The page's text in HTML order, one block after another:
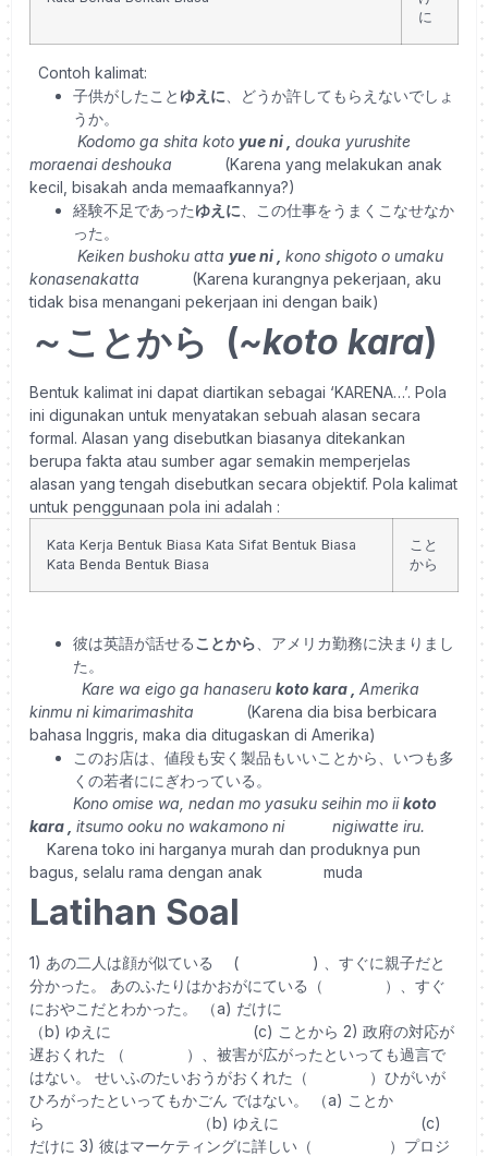
に
Contoh kalimat:
子供がしたこと ゆえに 、どうか許してもらえないでしょ
うか。
Kodomo ga shita koto yue ni
douka yurushite
moraenai deshouka
(Karena yang melakukan anak
kecil, bisakah anda memaafkannya?)
経験不足であったゆえに 、この仕事をうまくこなせなか
った。
Keiken bushoku atta yue ni
kono shigoto o umaku
konasenakatta
(Karena kurangnya pekerjaan, aku
tidak bisa menangani pekerjaan ini dengan baik)
～ことから (~koto kara)
Bentuk kalimat ini dapat diartikan sebagai ‘KARENA…’. Pola
ini digunakan untuk menyatakan sebuah alasan secara
formal. Alasan yang disebutkan biasanya ditekankan
berupa fakta atau sumber agar semakin memperjelas
alasan yang tengah disebutkan secara objektif. Pola kalimat
untuk penggunaan pola ini adalah :
Kata Kerja Bentuk Biasa Kata Sifat Bentuk Biasa
Kata Benda Bentuk Biasa
こと
から
彼は英語が話せることから 、アメリカ勤務に決まりまし
た。
Kare wa eigo ga hanaseru koto kara
Amerika
kinmu ni kimarimashita
(Karena dia bisa berbicara
bahasa Inggris, maka dia ditugaskan di Amerika)
このお店は、値段も安く製品もいいことから、いつも多
くの若者ににぎわっている。
Kono omise wa, nedan mo yasuku seihin mo iikoto
kara
itsumo ooku no wakamono ni
nigiwatte iru.
Karena toko ini harganya murah dan produknya pun
bagus, selalu rama dengan anak
muda
Latihan Soal
1) あの二人は顔が似ている ( ) 、すぐに親子だと
分かった。 あのふたりはかおがにている（ ）、すぐ
におやこだとわかった。 （a) だけに
（b) ゆえに (c) ことから 2) 政府の対応が
遅おくれた （ ）、被害が広がったといっても過言で
はない。 せいふのたいおうがおくれた（ ）ひがいが
ひろがったといってもかごん ではない。 （a) ことか
ら （b) ゆえに (c)
だけに 3) 彼はマーケティングに詳しい（ ）プロジ